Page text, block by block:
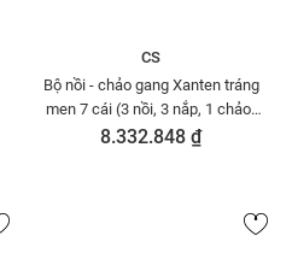
CS
Bộ nồi - chảo gang Xanten tráng
men 7 cái (3 nồi, 3 nắp, 1 chảo)
màu xám - 067465
8.332.848 ₫